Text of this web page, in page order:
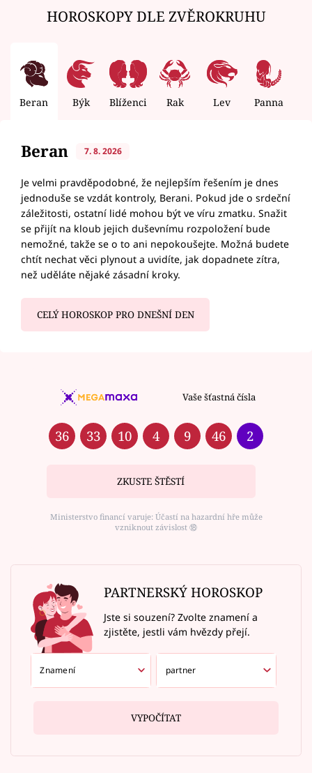
HOROSKOPY DLE ZVĚROKRUHU
Beran Býk Blíženci Rak Lev Panna
Beran 7. 8. 2026
Je velmi pravděpodobné, že nejlepším řešením je dnes
jednoduše se vzdát kontroly, Berani. Pokud jde o srdeční
záležitosti, ostatní lidé mohou být ve víru zmatku. Snažit
se přijít na kloub jejich duševnímu rozpoložení bude
nemožné, takže se o to ani nepokoušejte. Možná budete
chtít nechat věci plynout a uvidíte, jak dopadnete zítra,
než uděláte nějaké zásadní kroky.
CELÝ HOROSKOP PRO DNEŠNÍ DEN
Vaše šťastná čísla
36 33 10 4 9 46 2
ZKUSTE ŠTĚSTÍ
Ministerstvo financí varuje: Účastí na hazardní hře může
vzniknout závislost ⑱
PARTNERSKÝ HOROSKOP
Jste si souzení? Zvolte znamení a
zjistěte, jestli vám hvězdy přejí.
VYPOČÍTAT